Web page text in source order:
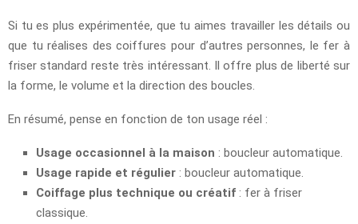
Si tu es plus expérimentée, que tu aimes travailler les détails ou
que tu réalises des coiffures pour d’autres personnes, le fer à
friser standard reste très intéressant. Il offre plus de liberté sur
la forme, le volume et la direction des boucles.
En résumé, pense en fonction de ton usage réel :
Usage occasionnel à la maison : boucleur automatique.
Usage rapide et régulier : boucleur automatique.
Coiffage plus technique ou créatif : fer à friser
classique.